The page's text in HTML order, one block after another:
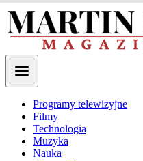
Programy telewizyjne
Filmy
Technologia
Muzyka
Nauka